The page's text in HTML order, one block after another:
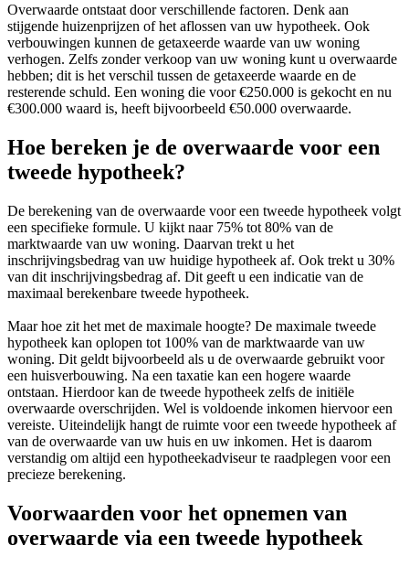
Overwaarde ontstaat door verschillende factoren. Denk aan
stijgende huizenprijzen of het aflossen van uw hypotheek. Ook
verbouwingen kunnen de getaxeerde waarde van uw woning
verhogen. Zelfs zonder verkoop van uw woning kunt u overwaarde
hebben; dit is het verschil tussen de getaxeerde waarde en de
resterende schuld. Een woning die voor €250.000 is gekocht en nu
€300.000 waard is, heeft bijvoorbeeld €50.000 overwaarde.
Hoe bereken je de overwaarde voor een
tweede hypotheek?
De berekening van de overwaarde voor een tweede hypotheek volgt
een specifieke formule. U kijkt naar 75% tot 80% van de
marktwaarde van uw woning. Daarvan trekt u het
inschrijvingsbedrag van uw huidige hypotheek af. Ook trekt u 30%
van dit inschrijvingsbedrag af. Dit geeft u een indicatie van de
maximaal berekenbare tweede hypotheek.
Maar hoe zit het met de maximale hoogte? De maximale tweede
hypotheek kan oplopen tot 100% van de marktwaarde van uw
woning. Dit geldt bijvoorbeeld als u de overwaarde gebruikt voor
een huisverbouwing. Na een taxatie kan een hogere waarde
ontstaan. Hierdoor kan de tweede hypotheek zelfs de initiële
overwaarde overschrijden. Wel is voldoende inkomen hiervoor een
vereiste. Uiteindelijk hangt de ruimte voor een tweede hypotheek af
van de overwaarde van uw huis en uw inkomen. Het is daarom
verstandig om altijd een hypotheekadviseur te raadplegen voor een
precieze berekening.
Voorwaarden voor het opnemen van
overwaarde via een tweede hypotheek